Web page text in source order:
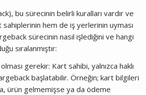
bu sürecinin belirli kuralları vardır ve
hem de iş yerlerinin uyması
sürecinin nasıl işlediğini ve hangi
sıralanmıştır:
gerekir: Kart sahibi, yalnızca haklı
başlatabilir. Örneğin; kart bilgileri
ürün gelmemişse ya da ödeme